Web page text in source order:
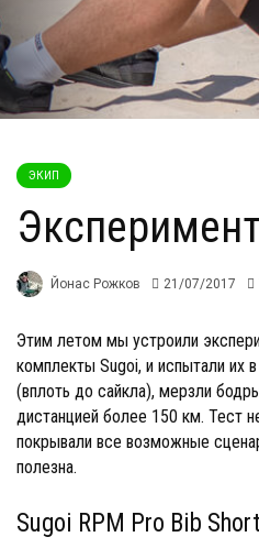
ЭКИП
Йонас Рожков 21/07/2017
Этим летом мы устроили
комплекты Sugoi, и испытали их
(вплоть до сайкла), мерзли
дистанцией более 150 км. Тест
покрывали все возможные
полезна.
Sugoi RPM Pro Bib Short